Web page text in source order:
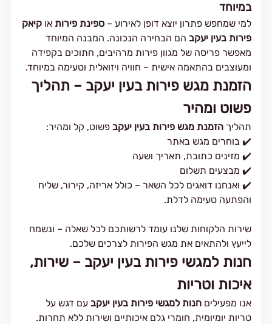
במיוחד
למי שמחפש פתרון יוצא דופן לאירוע – ספינת פירות או קיאק
פירות בעין יעקב הם הבחירה הנכונה. המבנה המיוחד
מאפשר פריסה של מגוון פירות מרהיבים, חתוכים בקפידה
ומעוצבים בהתאמה אישית – חוויה ויזואלית וטעימה במיוחד.
הזמנת מגש פירות בעין יעקב – תהליך
פשוט ומהיר
תהליך הזמנת מגש פירות בעין יעקב פשוט, קל ומהיר:
✔️ בוחרים מגש באתר
✔️ מזינים כתובת, תאריך ושעה
✔️ מבצעים תשלום
✔️ ואנחנו דואגים לכל השאר – כולל אריזה, קירור, שליח
והפתעה טעימה לדלת.
שירות הלקוחות שלנו עומד לרשותכם לכל שאלה – ונשמח
לייעץ ולהתאים את מגש הפירות לצרכים שלכם.
חנות למגשי פירות בעין יעקב – שירות,
איכות וטריות
אנו מפעילים חנות למגשי פירות בעין יעקב עם דגש על
טריות יומיומית, חומרי גלם איכותיים ושירות ללא תחרות.